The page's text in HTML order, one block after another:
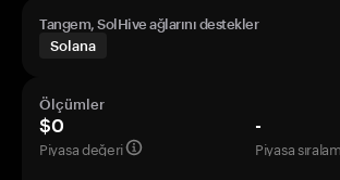
Tangem, SolHive ağlarını destekler
Solana
Ölçümler
$0
Piyasa değeri
-
Piyasa